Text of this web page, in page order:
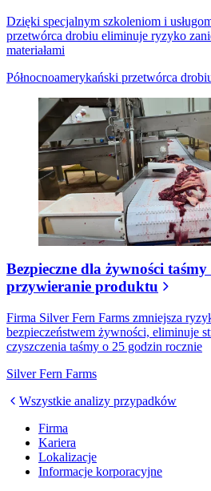
Dzięki specjalnym szkoleniom i
przetwórca drobiu eliminuje ryzyko
materiałami
Północnoamerykański przetwórca
Bezpieczne dla żywności
przywieranie produktu
Firma Silver Fern Farms zmniejsza
bezpieczeństwem żywności, eliminuje
czyszczenia taśmy o 25 godzin rocznie
Silver Fern Farms
Wszystkie analizy przypadków
Firma
Kariera
Lokalizacje
Informacje korporacyjne